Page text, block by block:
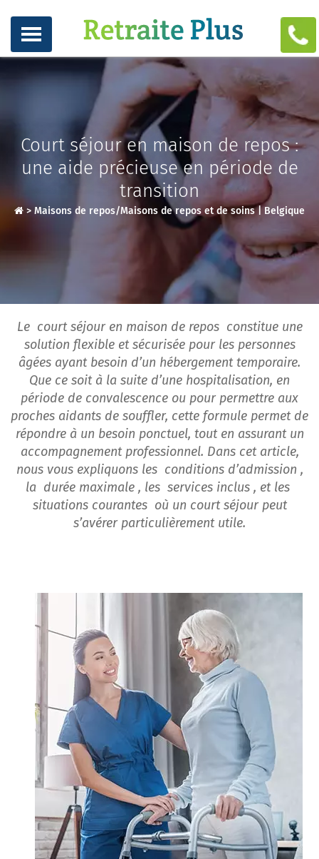
Court séjour en maison de repos :
une aide précieuse en période de
transition
> Maisons de repos/Maisons de repos et de soins | Belgique
Le court séjour en maison de repos constitue une
solution flexible et sécurisée pour les personnes
âgées ayant besoin d’un hébergement temporaire.
Que ce soit à la suite d’une hospitalisation, en
période de convalescence ou pour permettre aux
proches aidants de souffler, cette formule permet de
répondre à un besoin ponctuel, tout en assurant un
accompagnement professionnel. Dans cet article,
nous vous expliquons les conditions d’admission ,
la durée maximale , les services inclus , et les
situations courantes où un court séjour peut
s’avérer particulièrement utile.